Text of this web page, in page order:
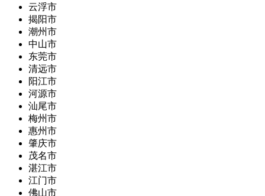
云浮市
揭阳市
潮州市
中山市
东莞市
清远市
阳江市
河源市
汕尾市
梅州市
惠州市
肇庆市
茂名市
湛江市
江门市
佛山市